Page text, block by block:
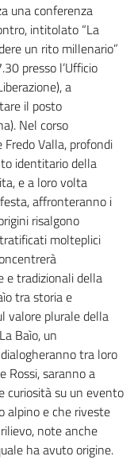
una conferenza
intitolato “La
un rito millenario”
presso l’Ufficio
a
il posto
Nel corso
Valla, profondi
identitario della
e a loro volta
affronteranno i
risalgono
molteplici
e tradizionali della
tra storia e
valore plurale della
Baìo, un
tra loro
Rossi, saranno a
curiosità su un evento
alpino e che riveste
note anche
ha avuto origine.